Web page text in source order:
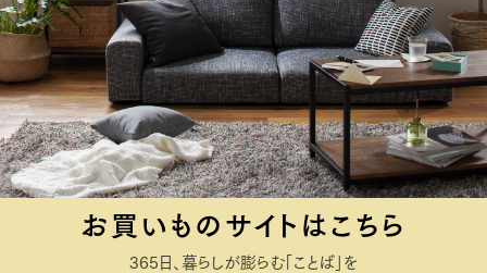
お買いものサイトはこちら
365日、暮らしが膨らむ「ことば」を